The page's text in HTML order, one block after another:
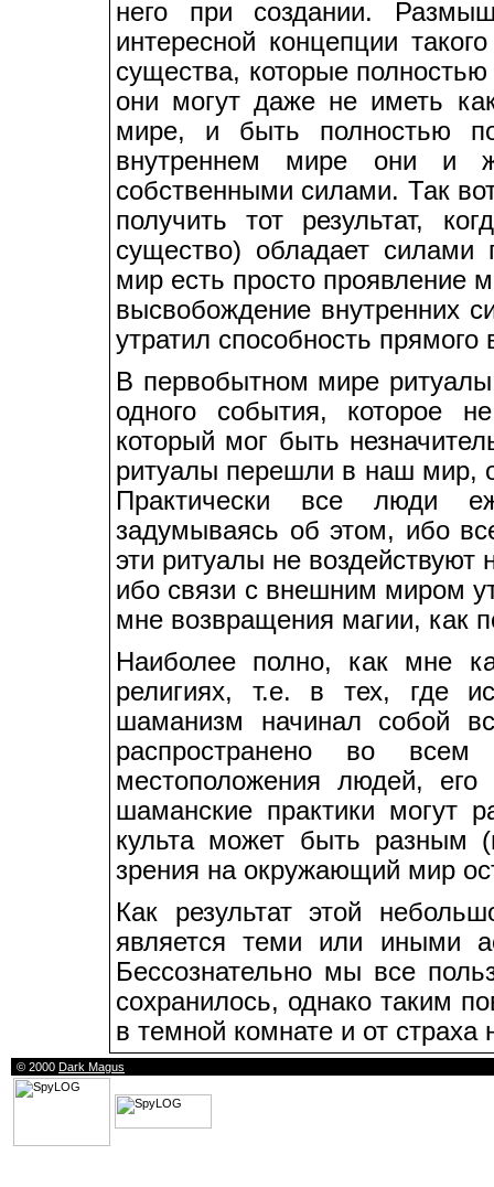
него при создании.
интересной концепции
существа, которые
они могут даже не иметь
мире, и быть полностью
внутреннем мире они и
собственными силами. Так
получить тот результат,
существо) обладает
мир есть просто проявление
высвобождение внутренних
утратил способность
В первобытном мире
одного события, которое
который мог быть
ритуалы перешли в наш мир,
Практически все люди
задумываясь об этом, ибо
эти ритуалы не
ибо связи с внешним миром
мне возвращения магии, как
Наиболее полно, как мне
религиях, т.е. в тех, где
шаманизм начинал собой
распространено во
местоположения людей,
шаманские практики могут
культа может быть
зрения на окружающий мир
Как результат этой
является теми или иными
Бессознательно мы все
сохранилось, однако таким
в темной комнате и от страха
© 2000 Dark Magus